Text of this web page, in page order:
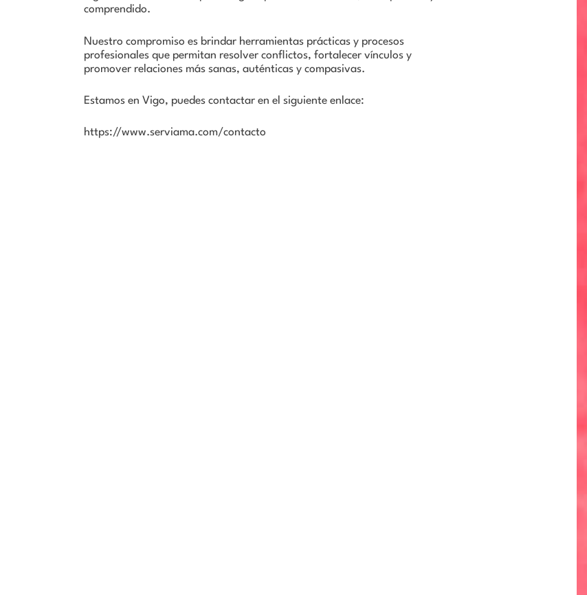
comprendido.
Nuestro compromiso es brindar herramientas prácticas y procesos
profesionales que permitan resolver conflictos, fortalecer vínculos y
promover relaciones más sanas, auténticas y compasivas.
Estamos en Vigo, puedes contactar en el siguiente enlace:
https://www.serviama.com/contacto